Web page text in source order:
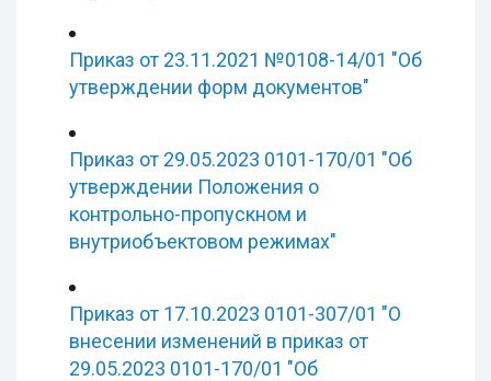
Приказ от 23.11.2021 №0108-14/01 "Об
утверждении форм документов"
Приказ от 29.05.2023 0101-170/01 "Об
утверждении Положения о
контрольно-пропускном и
внутриобъектовом режимах"
Приказ от 17.10.2023 0101-307/01 "О
внесении изменений в приказ от
29.05.2023 0101-170/01 "Об